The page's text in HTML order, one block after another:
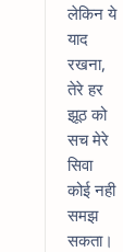
लेकिन ये
याद
रखना,
तेरे हर
झूठ को
सच मेरे
सिवा
कोई नही
समझ
सकता।